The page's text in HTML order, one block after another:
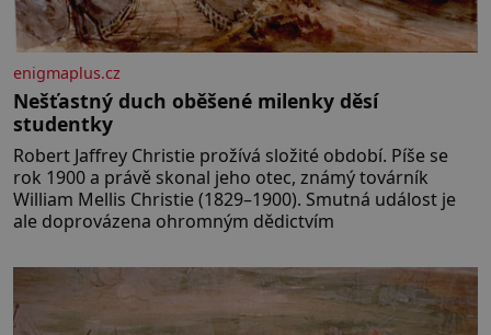
enigmaplus.cz
Nešťastný duch oběšené milenky děsí
studentky
Robert Jaffrey Christie prožívá složité období. Píše se
rok 1900 a právě skonal jeho otec, známý továrník
William Mellis Christie (1829–1900). Smutná událost je
ale doprovázena ohromným dědictvím